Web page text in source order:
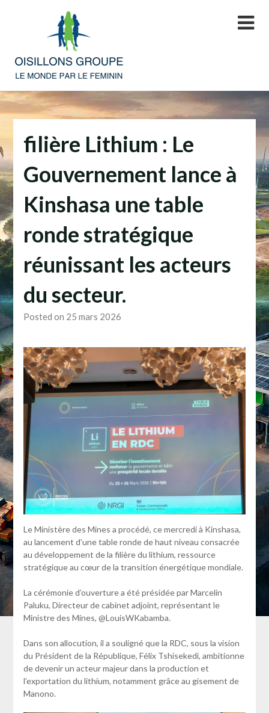
filière Lithium : Le
Gouvernement lance à
Kinshasa une table
ronde stratégique
réunissant les acteurs
du secteur.
Posted on 25 mars 2026
Le Ministère des Mines a procédé, ce mercredi à Kinshasa,
au lancement d’une table ronde de haut niveau consacrée
au développement de la filière du lithium, ressource
stratégique au cœur de la transition énergétique mondiale.
La cérémonie d’ouverture a été présidée par Marcelin
Paluku, Directeur de cabinet adjoint, représentant le
Ministre des Mines, @LouisWKabamba.
Dans son allocution, il a souligné que la RDC, sous la vision
du Président de la République, Félix Tshisekedi, ambitionne
de devenir un acteur majeur dans la production et
l’exportation du lithium, notamment grâce au gisement de
Manono.